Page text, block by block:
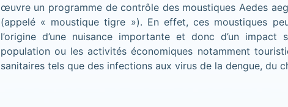
œuvre un programme de contrôle des moustiques Aedes
(appelé « moustique tigre »). En effet, ces moustiques
l’origine d’une nuisance importante et donc d’un
population ou les activités économiques notamment
sanitaires tels que des infections aux virus de la dengue, du